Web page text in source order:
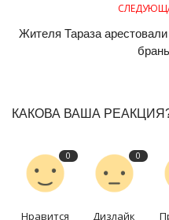
Жителя Тараза
КАКОВА ВАША
0
Нравится
0
Дизлайк